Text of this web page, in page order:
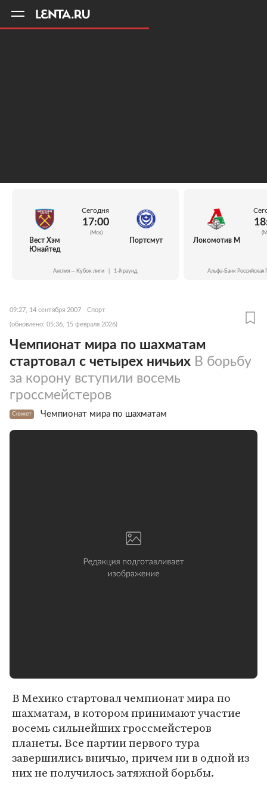
Вест Хэм
Юнайтед
Сегодня
17:00
(Мск)
Портсмут
Англия — Кубок лиги 1-й раунд
Локомотив М
Альфа-Банк Российская
09:27, 14 сентября 2007 Спорт
(обновлено: 05:36, 15 февраля 2026)
Чемпионат мира по шахматам
стартовал с четырех ничьих В борьбу
за корону вступили восемь
гроссмейстеров
Сюжет Чемпионат мира по шахматам
В Мехико стартовал чемпионат мира по
шахматам, в котором принимают участие
восемь сильнейших гроссмейстеров
планеты. Все партии первого тура
завершились вничью, причем ни в одной из
них не получилось затяжной борьбы.